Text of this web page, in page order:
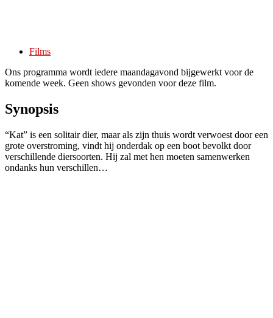
Films
Ons programma wordt iedere maandagavond bijgewerkt voor de
komende week. Geen shows gevonden voor deze film.
Synopsis
“Kat” is een solitair dier, maar als zijn thuis wordt verwoest door een
grote overstroming, vindt hij onderdak op een boot bevolkt door
verschillende diersoorten. Hij zal met hen moeten samenwerken
ondanks hun verschillen…